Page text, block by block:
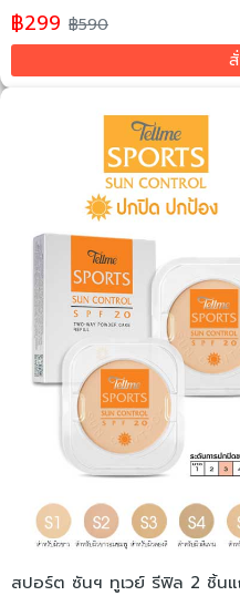
฿299 ฿590
สปอร์ต ซันฯ ทูเวย์ รีฟิล 2 ชิ้น